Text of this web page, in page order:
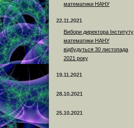
математики НАНУ
22.11.2021
Вибори директора Інституту
математики НАНУ
відбудуться 30 листопада
2021 року
19.11.2021
28.10.2021
25.10.2021